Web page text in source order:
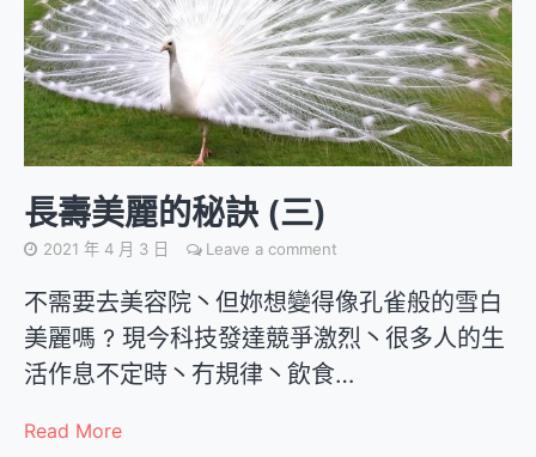
長壽美麗的秘訣 (三)
2021 年 4 月 3 日 Leave a comment
不需要去美容院丶但妳想變得像孔雀般的雪白
美麗嗎 ? 現今科技發達競爭激烈丶很多人的生
活作息不定時丶冇規律丶飲食…
Read More